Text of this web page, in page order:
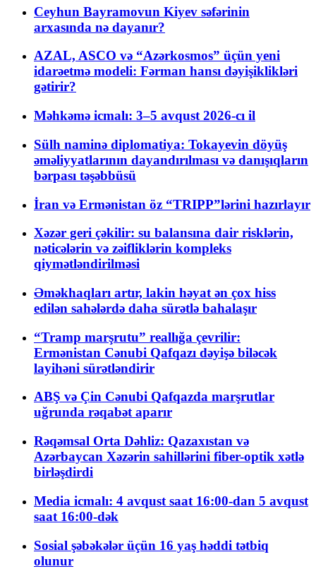
Ceyhun Bayramovun Kiyev səfərinin
arxasında nə dayanır?
AZAL, ASCO və “Azərkosmos” üçün yeni
idarəetmə modeli: Fərman hansı dəyişiklikləri
gətirir?
Məhkəmə icmalı: 3–5 avqust 2026-cı il
Sülh naminə diplomatiya: Tokayevin döyüş
əməliyyatlarının dayandırılması və danışıqların
bərpası təşəbbüsü
İran və Ermənistan öz “TRIPP”lərini hazırlayır
Xəzər geri çəkilir: su balansına dair risklərin,
nəticələrin və zəifliklərin kompleks
qiymətləndirilməsi
Əməkhaqları artır, lakin həyat ən çox hiss
edilən sahələrdə daha sürətlə bahalaşır
“Tramp marşrutu” reallığa çevrilir:
Ermənistan Cənubi Qafqazı dəyişə biləcək
layihəni sürətləndirir
ABŞ və Çin Cənubi Qafqazda marşrutlar
uğrunda rəqabət aparır
Rəqəmsal Orta Dəhliz: Qazaxıstan və
Azərbaycan Xəzərin sahillərini fiber-optik xətlə
birləşdirdi
Media icmalı: 4 avqust saat 16:00-dan 5 avqust
saat 16:00-dək
Sosial şəbəkələr üçün 16 yaş həddi tətbiq
olunur